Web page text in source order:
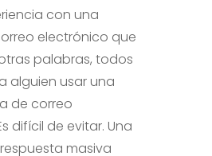
con una
electrónico que
palabras, todos
alguien usar una
de correo
difícil de evitar. Una
masiva